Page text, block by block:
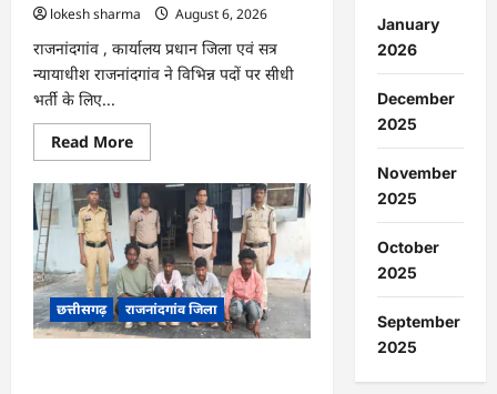
lokesh sharma
August 6, 2026
राजनांदगांव , कार्यालय प्रधान जिला एवं सत्र
न्यायाधीश राजनांदगांव ने विभिन्न पदों पर सीधी
भर्ती के लिए...
Read MoreRead
more
राजनांदगांव
सीधी
भर्ती
के
लिए
जारी
विज्ञापन
में
संशोधन…
छत्तीसगढ़ राजनांदगांव जिला
January
2026
December
2025
November
2025
October
2025
September
2025